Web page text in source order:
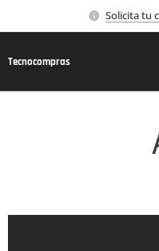
Solicita tu
Tecnocompras